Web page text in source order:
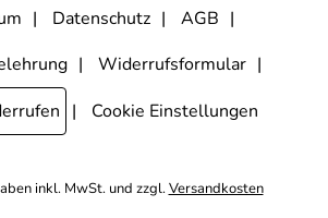
Wirkung für die Zukunft widerrufen, indem ich
am Ende des Newsletters anklicke. Die
Datenschutz
AGB
Widerrufsformular
Cookie Einstellungen
inkl. MwSt. und zzgl.Versandkosten